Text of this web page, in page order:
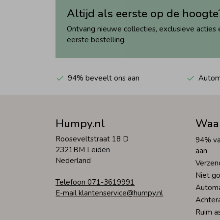
Altijd als eerste op de
Ontvang nieuwe collecties, exclusieve
eerste bestelling.
94% beveelt ons aan
Humpy.nl
Rooseveltstraat 18 D
2321BM Leiden
Nederland
Telefoon 071-3619991
E-mail klantenservice@humpy.nl
94%
aan
Niet
Ruim